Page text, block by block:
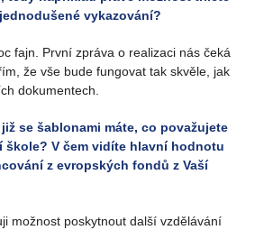
vykazování?
fajn. První zpráva o realizaci nás čeká
že vše bude fungovat tak skvěle, jak
dokumentech.
se šablonami máte, co považujete
škole? V čem vidíte hlavní hodnotu
z evropských fondů z Vaší
možnost poskytnout další vzdělávání